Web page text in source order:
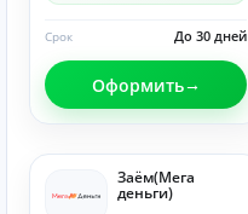
До 30 дней
Срок
Оформить
Заём(Мега
деньги)